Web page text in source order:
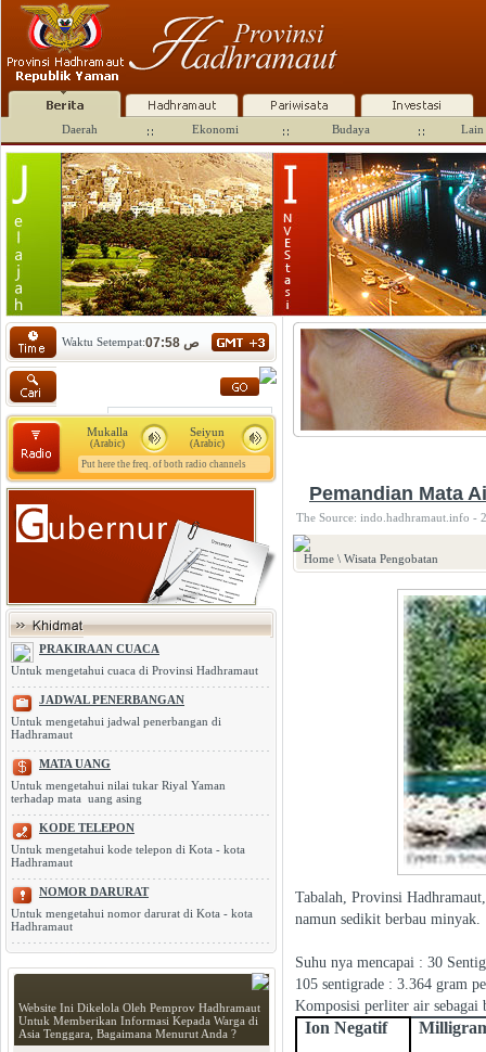
Daerah Ekonomi Budaya Lain
Waktu Setempat: 07:58 ص
Seiyun
(Arabic)
Mukalla
(Arabic)
Put here the freq. of both radio channels
PRAKIRAAN CUACA
Untuk mengetahui cuaca di Provinsi Hadhramaut
JADWAL PENERBANGAN
Untuk mengetahui jadwal penerbangan di
Hadhramaut
MATA UANG
Untuk mengetahui nilai tukar Riyal Yaman
terhadap mata uang asing
KODE TELEPON
Untuk mengetahui kode telepon di Kota - kota
Hadhramaut
NOMOR DARURAT
Untuk mengetahui nomor darurat di Kota - kota
Hadhramaut
Website Ini Dikelola Oleh Pemprov Hadhramaut
Untuk Memberikan Informasi Kepada Warga di
Asia Tenggara, Bagaimana Menurut Anda ?
Pemandian Mata
The Source: indo.hadhramaut.info -
Home \ Wisata Pengobatan
Tabalah, Provinsi
namun sedikit berbau minyak.
Suhu nya mencapai : 30
105 sentigrade : 3.364 gram
Komposisi perliter air sebagai
Ion Negatif